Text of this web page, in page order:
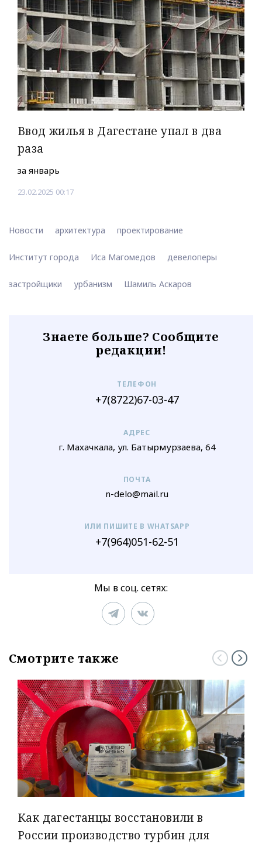
Ввод жилья в Дагестане упал в два
раза
за январь
23.02.2025 00:17
Новости архитектура проектирование
Институт города Иса Магомедов девелоперы
застройщики урбанизм Шамиль Аскаров
Знаете больше? Сообщите
редакции!
ТЕЛЕФОН
+7(8722)67-03-47
АДРЕС
г. Махачкала, ул. Батырмурзаева, 64
ПОЧТА
n-delo@mail.ru
ИЛИ ПИШИТЕ В WHATSAPP
+7(964)051-62-51
Мы в соц. сетях:
Смотрите также
Как дагестанцы восстановили в
России производство турбин для